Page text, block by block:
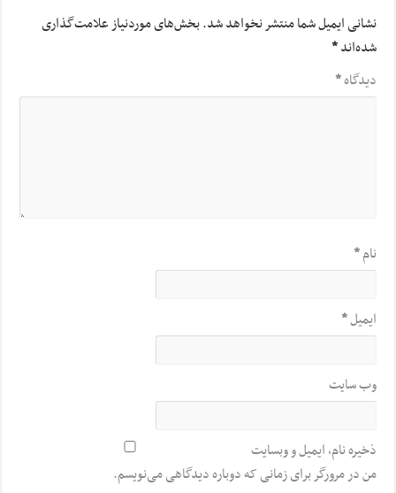
نشانی ایمیل شما منتشر نخواهد شد.بخش‌های موردنیاز علامت‌گذاری
شده‌اند*
دیدگاه*
نام*
ایمیل*
وب‌ سایت
ذخیره نام، ایمیل و وبسایت
من در مرورگر برای زمانی که دوباره دیدگاهی می‌نویسم.